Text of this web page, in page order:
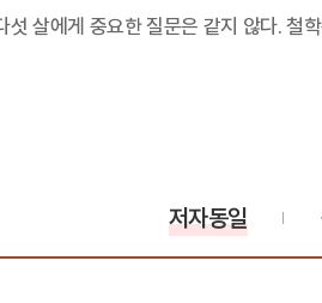
살에게 중요한 질문은 같지 않다. 철
저자동일